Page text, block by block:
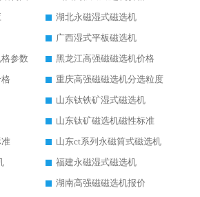
湖北永磁湿式磁选机
广西湿式平板磁选机
参数
黑龙江高强磁磁选机价格
重庆高强磁磁选机分选粒度
山东钛铁矿湿式磁选机
山东钛矿磁选机磁性标准
山东ct系列永磁筒式磁选机
福建永磁湿式磁选机
湖南高强磁磁选机报价